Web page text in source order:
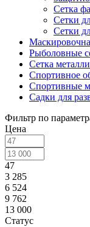
Сетка
Сетки
Сетки
Рыболовные
Сетка
Спортивное
Спортивные
Садки для
Фильтр по
Цена
47
3 285
6 524
9 762
13 000
Статус